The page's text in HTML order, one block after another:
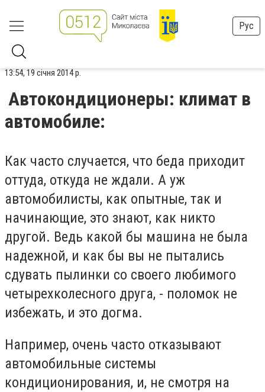
Рус
13:54, 19 січня 2014 р.
Автокондиционеры: климат в
автомобиле:
Как часто случается, что беда приходит
оттуда, откуда не ждали. А уж
автомобилисты, как опытные, так и
начинающие, это знают, как никто
другой. Ведь какой бы машина не была
надежной, и как бы вы не пытались
сдувать пылинки со своего любимого
четырехколесного друга, - поломок не
избежать, и это догма.
Например, очень часто отказывают
автомобильные системы
кондиционирования, и, не смотря на